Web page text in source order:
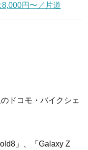
円〜／片道
ドコモ・バイクシェ
」、「Galaxy Z